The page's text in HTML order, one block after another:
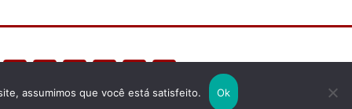
assumimos que você está satisfeito. Ok